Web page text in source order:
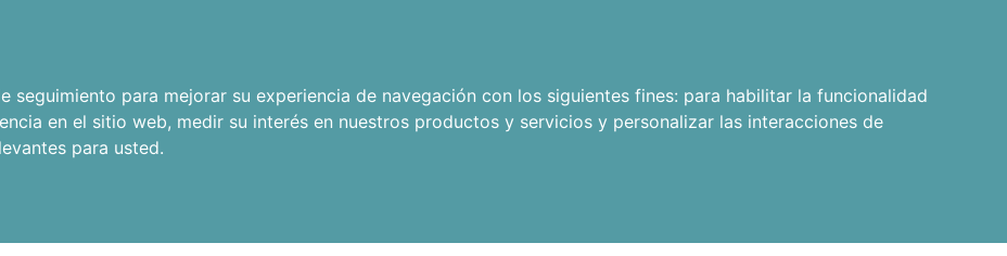
para mejorar su experiencia de navegación con los siguientes fines: para habilitar la funcionalidad
en el sitio web, medir su interés en nuestros productos y servicios y personalizar las interacciones de
para usted.